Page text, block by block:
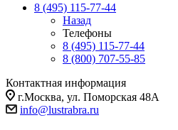
8 (495) 115-77-44
Назад
Телефоны
8 (495) 115-77-44
8 (800) 707-55-85
Контактная информация
г.Москва, ул. Поморская 48А
info@lustrabra.ru